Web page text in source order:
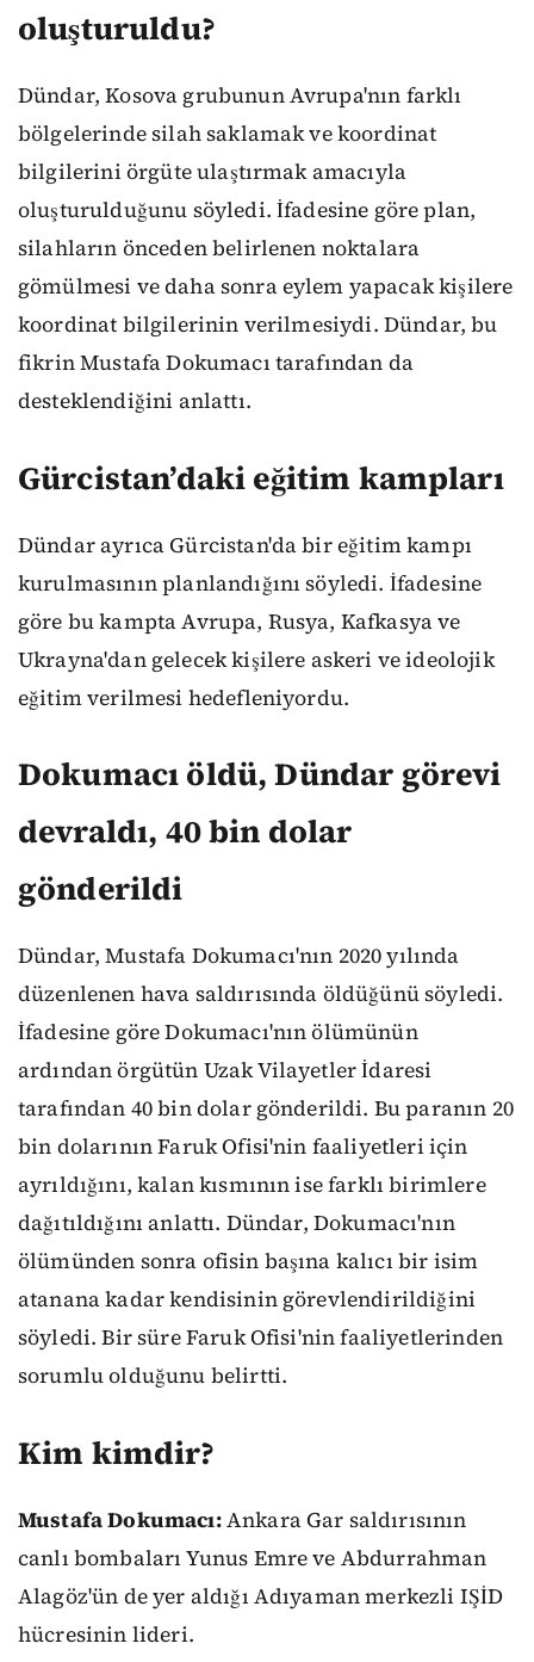
oluşturuldu?
Dündar, Kosova grubunun Avrupa'nın farklı
bölgelerinde silah saklamak ve koordinat
bilgilerini örgüte ulaştırmak amacıyla
oluşturulduğunu söyledi. İfadesine göre plan,
silahların önceden belirlenen noktalara
gömülmesi ve daha sonra eylem yapacak kişilere
koordinat bilgilerinin verilmesiydi. Dündar, bu
fikrin Mustafa Dokumacı tarafından da
desteklendiğini anlattı.
Gürcistan’daki eğitim kampları
Dündar ayrıca Gürcistan'da bir eğitim kampı
kurulmasının planlandığını söyledi. İfadesine
göre bu kampta Avrupa, Rusya, Kafkasya ve
Ukrayna'dan gelecek kişilere askeri ve ideolojik
eğitim verilmesi hedefleniyordu.
Dokumacı öldü, Dündar görevi
devraldı, 40 bin dolar
gönderildi
Dündar, Mustafa Dokumacı'nın 2020 yılında
düzenlenen hava saldırısında öldüğünü söyledi.
İfadesine göre Dokumacı'nın ölümünün
ardından örgütün Uzak Vilayetler İdaresi
tarafından 40 bin dolar gönderildi. Bu paranın 20
bin dolarının Faruk Ofisi'nin faaliyetleri için
ayrıldığını, kalan kısmının ise farklı birimlere
dağıtıldığını anlattı. Dündar, Dokumacı'nın
ölümünden sonra ofisin başına kalıcı bir isim
atanana kadar kendisinin görevlendirildiğini
söyledi. Bir süre Faruk Ofisi'nin faaliyetlerinden
sorumlu olduğunu belirtti.
Kim kimdir?
Mustafa Dokumacı:Ankara Gar saldırısının
canlı bombaları Yunus Emre ve Abdurrahman
Alagöz'ün de yer aldığı Adıyaman merkezli IŞİD
hücresinin lideri.